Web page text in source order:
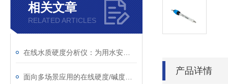
相关文章
RELATED ARTICLES
产品详情